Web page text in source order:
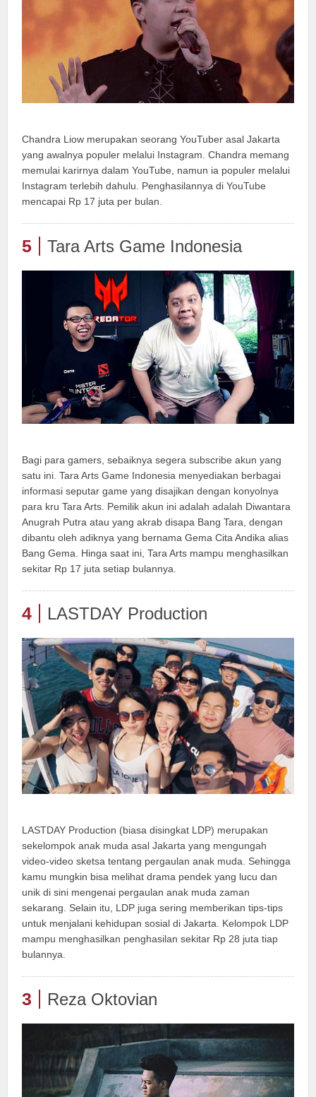
Chandra Liow merupakan seorang YouTuber asal Jakarta
yang awalnya populer melalui Instagram. Chandra memang
memulai karirnya dalam YouTube, namun ia populer melalui
Instagram terlebih dahulu. Penghasilannya di YouTube
mencapai Rp 17 juta per bulan.
5 Tara Arts Game Indonesia
Bagi para gamers, sebaiknya segera subscribe akun yang
satu ini. Tara Arts Game Indonesia menyediakan berbagai
informasi seputar game yang disajikan dengan konyolnya
para kru Tara Arts. Pemilik akun ini adalah adalah Diwantara
Anugrah Putra atau yang akrab disapa Bang Tara, dengan
dibantu oleh adiknya yang bernama Gema Cita Andika alias
Bang Gema. Hinga saat ini, Tara Arts mampu menghasilkan
sekitar Rp 17 juta setiap bulannya.
4 LASTDAY Production
LASTDAY Production (biasa disingkat LDP) merupakan
sekelompok anak muda asal Jakarta yang mengungah
video-video sketsa tentang pergaulan anak muda. Sehingga
kamu mungkin bisa melihat drama pendek yang lucu dan
unik di sini mengenai pergaulan anak muda zaman
sekarang. Selain itu, LDP juga sering memberikan tips-tips
untuk menjalani kehidupan sosial di Jakarta. Kelompok LDP
mampu menghasilkan penghasilan sekitar Rp 28 juta tiap
bulannya.
3 Reza Oktovian